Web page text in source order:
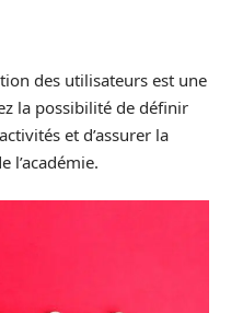
des utilisateurs est une
la possibilité de définir
et d’assurer la
l’académie.